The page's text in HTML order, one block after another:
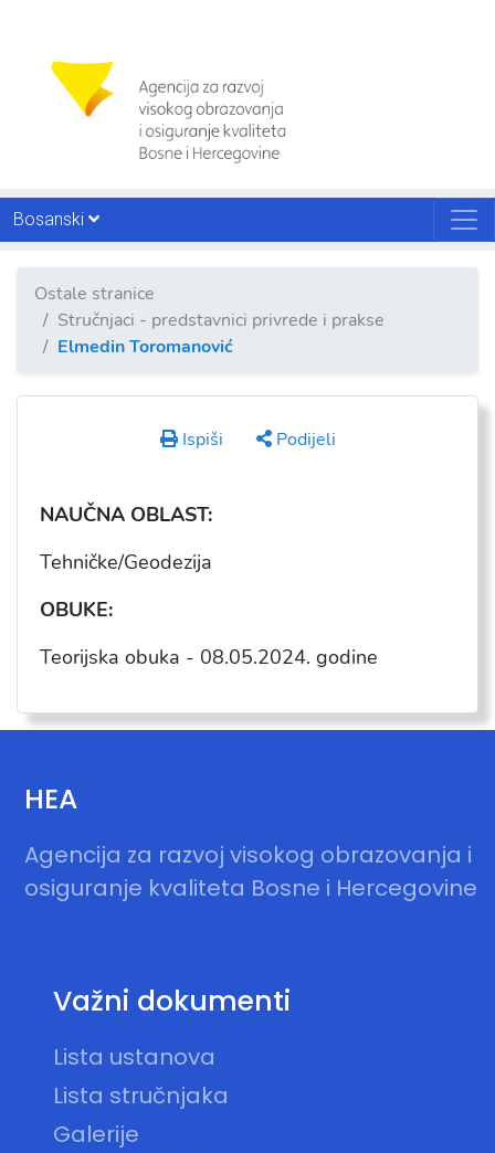
Bosanski
Ostale stranice
Stručnjaci - predstavnici privrede i prakse
Elmedin Toromanović
Ispiši Podijeli
NAUČNA OBLAST:
Tehničke/Geodezija
OBUKE:
Teorijska obuka - 08.05.2024. godine
HEA
Agencija za razvoj visokog obrazovanja i
osiguranje kvaliteta Bosne i Hercegovine
Važni dokumenti
Lista ustanova
Lista stručnjaka
Galerije